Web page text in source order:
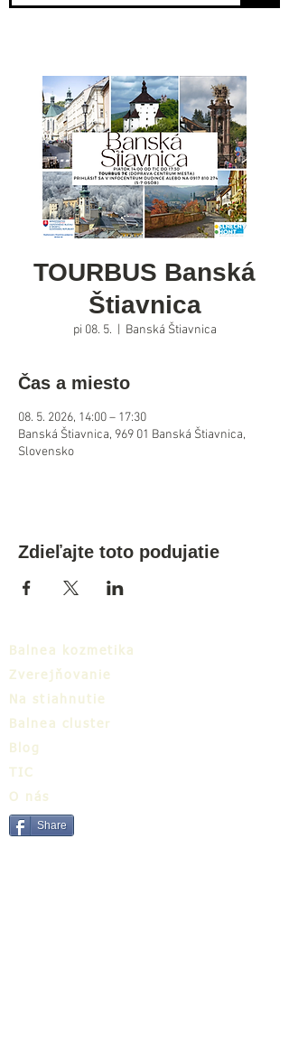
TOURBUS Banská
Štiavnica
pi 08. 5. Banská Štiavnica
Čas a miesto
08. 5. 2026, 14:00 – 17:30
Banská Štiavnica, 969 01 Banská Štiavnica,
Slovensko
Zdieľajte toto podujatie
Balnea kozmetika
Zverejňovanie
Na stiahnutie
Balnea cluster
Blog
TIC
O nás
Share